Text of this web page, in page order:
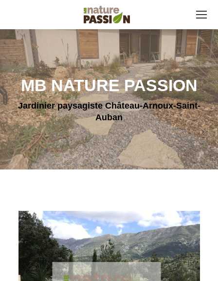
MB NATURE PASSION
Jardinier paysagiste Château-Arnoux-Saint-
Auban